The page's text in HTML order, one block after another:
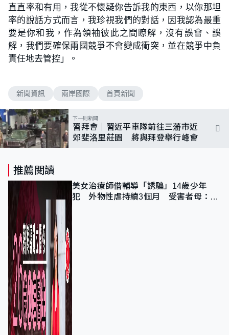
直直率和有用，我從不懷疑你告訴我的東西，以你那坦
率的說話方式而言，我珍視我們的對話，因我認為最重
要是你和我，作為領袖彼此之間瞭解，沒有誤會、誤
解，我們要確保兩國競爭不會變成衝突，並在競爭中負
責任地去管控」。
新聞資訊 兩岸國際 首頁新聞
下一則新聞
習拜會｜習近平車隊前往三藩市近
郊斐洛里莊園 將與拜登舉行峰會
推薦閱讀
美女治療師借輔導「誘騙」14歲少年
犯 外物性虐持續3個月 受害者母：要